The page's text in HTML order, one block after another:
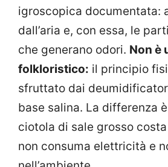
igroscopica documentata:
dall’aria e, con essa, le
che generano odori. Non è
folkloristico: il principio
sfruttato dai
base salina. La differenza
ciotola di sale grosso
non consuma elettricità e